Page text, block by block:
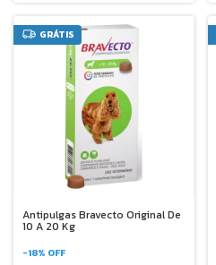
GRÁTIS
Antipulgas Bravecto Original De
10 A 20 Kg
-18% OFF